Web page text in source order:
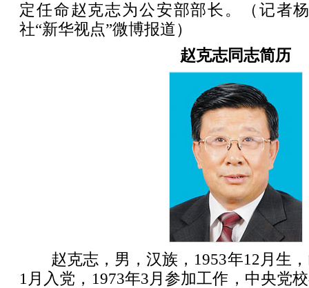
定任命赵克志为公安部部长。（记者
社“新华视点”微博报道）
赵克志同志简历
赵克志，男，汉族，1953年12月生，
1月入党，1973年3月参加工作，中央党